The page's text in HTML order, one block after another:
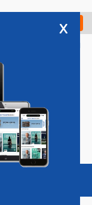
Check in
Vacatures
x